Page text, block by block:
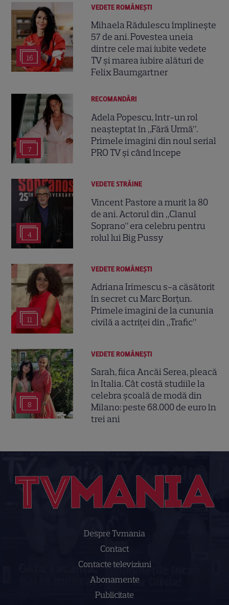
16
VEDETE ROMÂNEŞTI
Mihaela Rădulescu împlinește
57 de ani. Povestea uneia
dintre cele mai iubite vedete
TV și marea iubire alături de
Felix Baumgartner
7
RECOMANDĂRI
Adela Popescu, într-un rol
neașteptat în „Fără Urmă”.
Primele imagini din noul serial
PRO TV și când începe
4
VEDETE STRĂINE
Vincent Pastore a murit la 80
de ani. Actorul din „Clanul
Soprano” era celebru pentru
rolul lui Big Pussy
11
VEDETE ROMÂNEŞTI
Adriana Irimescu s-a căsătorit
în secret cu Marc Borțun.
Primele imagini de la cununia
civilă a actriței din „Trafic”
8
VEDETE ROMÂNEŞTI
Sarah, fiica Ancăi Serea, pleacă
în Italia. Cât costă studiile la
celebra școală de modă din
Milano: peste 68.000 de euro în
trei ani
Despre Tvmania
Contact
Contacte televiziuni
Abonamente
Publicitate